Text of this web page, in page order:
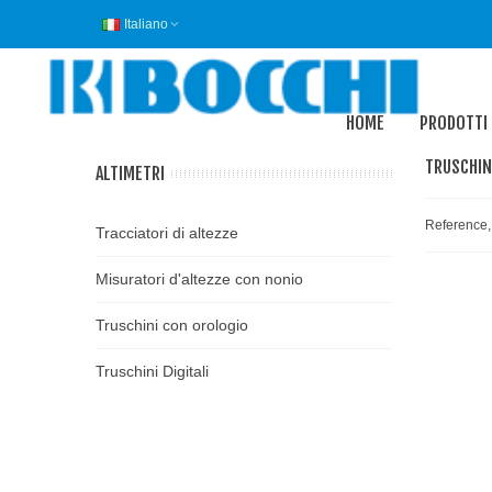
Italiano
HOME PRODOTTI
ALTIMETRI
Tracciatori di altezze
Misuratori d'altezze con nonio
Truschini con orologio
Truschini Digitali
Reference,